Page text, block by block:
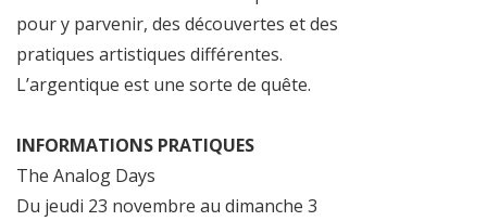
pour y parvenir, des découvertes et des
pratiques artistiques différentes.
L’argentique est une sorte de quête.
INFORMATIONS PRATIQUES
The Analog Days
Du jeudi 23 novembre au dimanche 3